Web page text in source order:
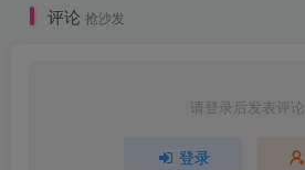
评论 抢沙发
请登录后发表评论
登录